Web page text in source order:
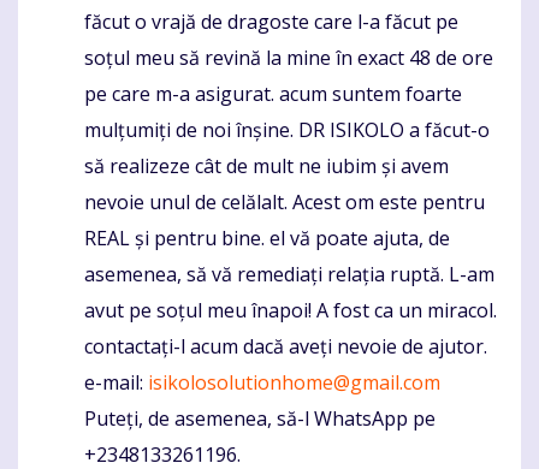
făcut o vrajă de dragoste care l-a făcut pe
soțul meu să revină la mine în exact 48 de ore
pe care m-a asigurat. acum suntem foarte
mulțumiți de noi înșine. DR ISIKOLO a făcut-o
să realizeze cât de mult ne iubim și avem
nevoie unul de celălalt. Acest om este pentru
REAL și pentru bine. el vă poate ajuta, de
asemenea, să vă remediați relația ruptă. L-am
avut pe soțul meu înapoi! A fost ca un miracol.
contactați-l acum dacă aveți nevoie de ajutor.
e-mail: isikolosolutionhome@gmail.com
Puteți, de asemenea, să-l WhatsApp pe
+2348133261196.